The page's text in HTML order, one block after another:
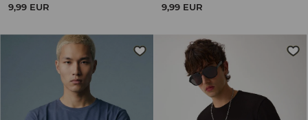
9,99 EUR 9,99 EUR